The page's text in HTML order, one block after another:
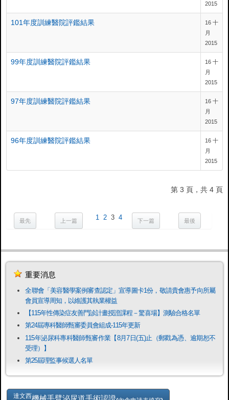
2015
101年度訓練醫院評鑑結果
16 十
月
2015
99年度訓練醫院評鑑結果
16 十
月
2015
97年度訓練醫院評鑑結果
16 十
月
2015
96年度訓練醫院評鑑結果
16 十
月
2015
第 3 頁，共 4 頁
最先 上一篇 1 2 3 4 下一篇 最後
重要消息
全聯會「​美容醫學案例審查認定」宣導圖卡1份，敬請貴會惠予向所屬
會員宣導周知，以維護其執業權益
【115年性傳染症友善門診計畫授證課程－驚喜場】測驗合格名單
第24屆專科醫師甄審委員會組成-115年更新
115年泌尿科專科醫師甄審作業【8月7日(五)止（郵戳為憑、逾期恕不
受理）】
第25屆理監事候選人名單
達文西機械手臂泌尿道手術認證